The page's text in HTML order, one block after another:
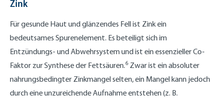
Zink
Für gesunde Haut und glänzendes Fell ist Zink ein
bedeutsames Spurenelement. Es beteiligt sich im
Entzündungs- und Abwehrsystem und ist ein essenzieller Co-
Faktor zur Synthese der Fettsäuren.6 Zwar ist ein absoluter
nahrungsbedingter Zinkmangel selten, ein Mangel kann jedoch
durch eine unzureichende Aufnahme entstehen (z. B.